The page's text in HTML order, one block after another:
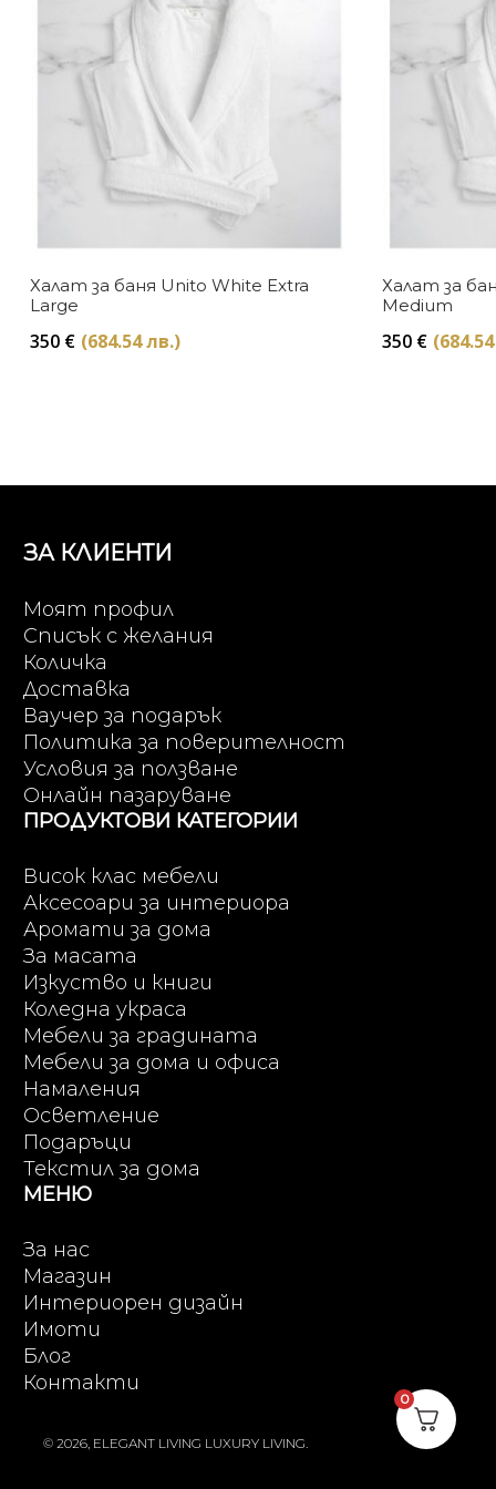
Халат за баня Unito White Extra
Large
350 € (684.54 лв.)
Халат за
Medium
350 €
ЗА КЛИЕНТИ
Моят профил
Списък с желания
Количка
Доставка
Ваучер за подарък
Политика за поверителност
Условия за ползване
Онлайн пазаруване
ПРОДУКТОВИ КАТЕГОРИИ
Висок клас мебели
Аксесоари за интериора
Аромати за дома
За масата
Изкуство и книги
Коледна украса
Мебели за градината
Мебели за дома и офиса
Намаления
Осветление
Подаръци
Текстил за дома
МЕНЮ
За нас
Магазин
Интериорен дизайн
Имоти
Блог
Контакти
© 2026, ELEGANT LIVING LUXURY LIVING.
0